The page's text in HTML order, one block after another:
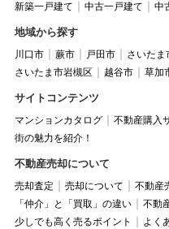
新築一戸建て 中古一戸建て 中
地域から探す
川口市 蕨市 戸田市 さいたま
さいたま市岩槻区
越谷市 草加
サイトコンテンツ
マンションカタログ 不動産購入
街の魅力を紹介！
不動産売却について
売却査定 売却について
不動産
「仲介」と「買取」の違い
不動
少しでも高く売るポイント
よく